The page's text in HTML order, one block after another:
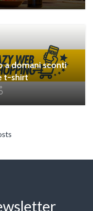
a domani sconti
t-shirt